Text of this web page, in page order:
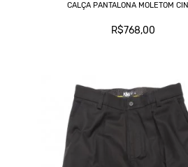
CALÇA PANTALONA MOLETOM
R$768,00